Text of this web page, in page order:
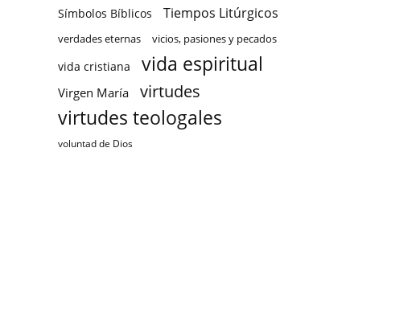
Símbolos Bíblicos Tiempos Litúrgicos
verdades eternas vicios, pasiones y pecados
vida cristiana vida espiritual
Virgen María virtudes
virtudes teologales
voluntad de Dios